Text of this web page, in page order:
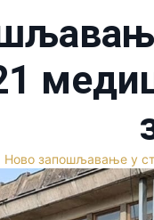
Ново запошљавање у